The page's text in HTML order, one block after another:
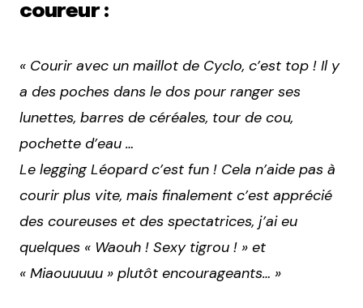
coureur :
« Courir avec un maillot de Cyclo, c’est top ! Il y
a des poches dans le dos pour ranger ses
lunettes, barres de céréales, tour de cou,
pochette d’eau …
Le legging Léopard c’est fun ! Cela n’aide pas à
courir plus vite, mais finalement c’est apprécié
des coureuses et des spectatrices, j’ai eu
quelques « Waouh ! Sexy tigrou ! » et
« Miaouuuuu » plutôt encourageants… »